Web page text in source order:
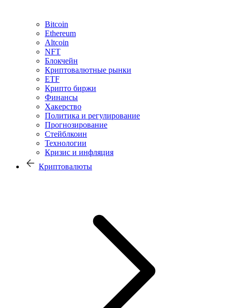
Bitcoin
Ethereum
Altcoin
NFT
Блокчейн
Криптовалютные рынки
ETF
Крипто биржи
Финансы
Хакерство
Политика и регулирование
Прогнозирование
Стейблкоин
Технологии
Кризис и инфляция
Криптовалюты